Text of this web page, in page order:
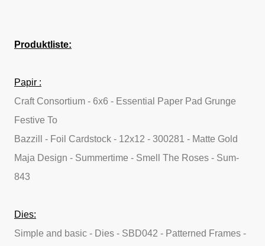
Produktliste:
Papir :
Craft Consortium - 6x6 - Essential Paper Pad Grunge
Festive To
Bazzill - Foil Cardstock - 12x12 - 300281 - Matte Gold
Maja Design - Summertime - Smell The Roses - Sum-
843
Dies:
Simple and basic - Dies - SBD042 - Patterned Frames -